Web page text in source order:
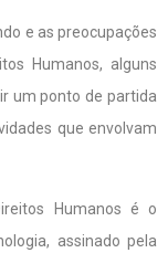
e as preocupações
Humanos, alguns
um ponto de partida
que envolvam
Humanos é o
assinado pela